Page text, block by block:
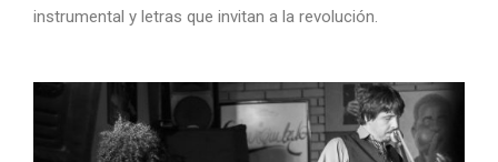
instrumental y letras que invitan a la revolución.